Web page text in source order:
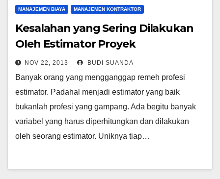
MANAJEMEN BIAYA MANAJEMEN KONTRAKTOR
Kesalahan yang Sering Dilakukan
Oleh Estimator Proyek
NOV 22, 2013 BUDI SUANDA
Banyak orang yang mengganggap remeh profesi
estimator. Padahal menjadi estimator yang baik
bukanlah profesi yang gampang. Ada begitu banyak
variabel yang harus diperhitungkan dan dilakukan
oleh seorang estimator. Uniknya tiap…